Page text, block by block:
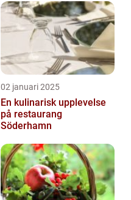
02 januari 2025
En kulinarisk upplevelse
på restaurang
Söderhamn